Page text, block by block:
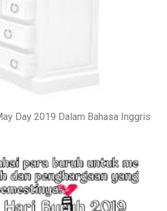
Day 2019 Dalam Bahasa Inggris